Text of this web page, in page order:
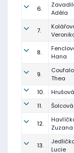
6.
Adéla
7.
8.
Hana
9.
Thea
10.
11.
12.
Zuzana
13.
Lucie